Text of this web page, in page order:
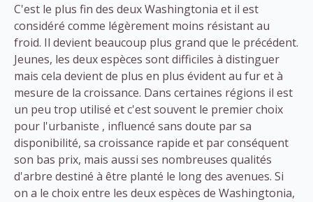
C'est le plus fin des deux Washingtonia et il est
considéré comme légèrement moins résistant au
froid. Il devient beaucoup plus grand que le précédent.
Jeunes, les deux espèces sont difficiles à distinguer
mais cela devient de plus en plus évident au fur et à
mesure de la croissance. Dans certaines régions il est
un peu trop utilisé et c'est souvent le premier choix
pour l'urbaniste , influencé sans doute par sa
disponibilité, sa croissance rapide et par conséquent
son bas prix, mais aussi ses nombreuses qualités
d'arbre destiné à être planté le long des avenues. Si
on a le choix entre les deux espèces de Washingtonia,